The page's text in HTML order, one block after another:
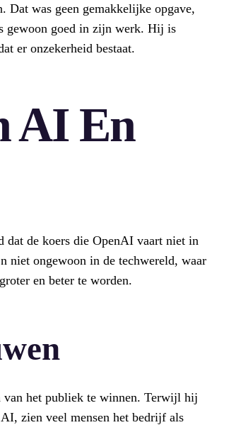
Dat was geen gemakkelijke opgave,
gewoon goed in zijn werk. Hij is
er onzekerheid bestaat.
AI En
dat de koers die OpenAI vaart niet in
niet ongewoon in de techwereld, waar
en beter te worden.
van het publiek te winnen. Terwijl hij
zien veel mensen het bedrijf als